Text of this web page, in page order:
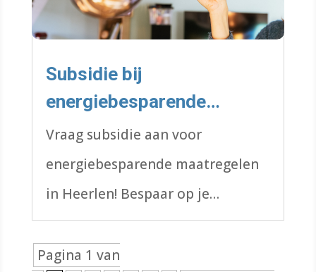
Subsidie bij
energiebesparende
maatregelen
Vraag subsidie aan voor
energiebesparende maatregelen
in Heerlen! Bespaar op je
energierekening en maak je
woning duurzamer.
Pagina 1 van